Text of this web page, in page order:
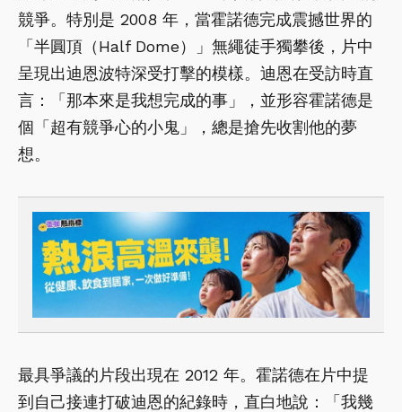
競爭。特別是 2008 年，當霍諾德完成震撼世界的
「半圓頂（Half Dome）」無繩徒手獨攀後，片中
呈現出迪恩波特深受打擊的模樣。迪恩在受訪時直
言：「那本來是我想完成的事」，並形容霍諾德是
個「超有競爭心的小鬼」，總是搶先收割他的夢
想。
最具爭議的片段出現在 2012 年。霍諾德在片中提
到自己接連打破迪恩的紀錄時，直白地說：「我幾